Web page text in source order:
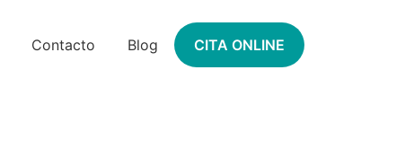
Contacto Blog CITA ONLINE